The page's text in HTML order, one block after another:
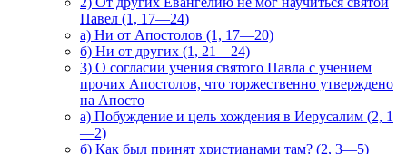
Павел (1, 17—24)
а) Ни от Апостолов (1, 17—20)
б) Ни от других (1, 21—24)
3) О согласии учения святого Павла с учением
прочих Апостолов, что торжественно утверждено
на Апосто
а) Побуждение и цель хождения в Иерусалим (2, 1
—2)
б) Как был принят христианами там? (2, 3—5)